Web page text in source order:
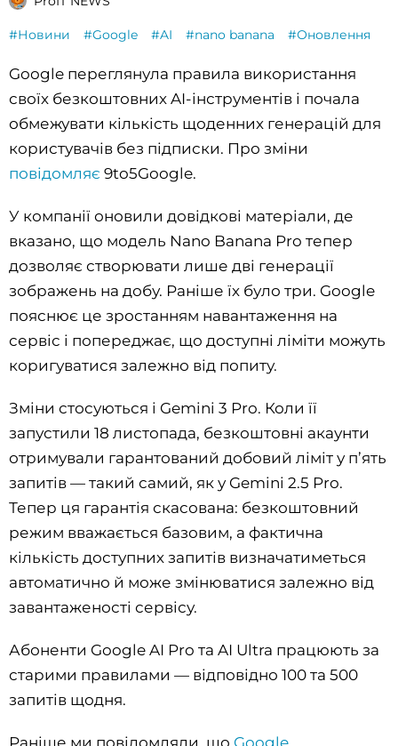
#Новини #Google #AI #nano banana #Оновлення
Google переглянула правила використання
своїх безкоштовних AI-інструментів і почала
обмежувати кількість щоденних генерацій для
користувачів без підписки. Про зміни
повідомляє 9to5Google.
У компанії оновили довідкові матеріали, де
вказано, що модель Nano Banana Pro тепер
дозволяє створювати лише дві генерації
зображень на добу. Раніше їх було три. Google
пояснює це зростанням навантаження на
сервіс і попереджає, що доступні ліміти можуть
коригуватися залежно від попиту.
Зміни стосуються і Gemini 3 Pro. Коли її
запустили 18 листопада, безкоштовні акаунти
отримували гарантований добовий ліміт у п’ять
запитів — такий самий, як у Gemini 2.5 Pro.
Тепер ця гарантія скасована: безкоштовний
режим вважається базовим, а фактична
кількість доступних запитів визначатиметься
автоматично й може змінюватися залежно від
завантаженості сервісу.
Абоненти Google AI Pro та AI Ultra працюють за
старими правилами — відповідно 100 та 500
запитів щодня.